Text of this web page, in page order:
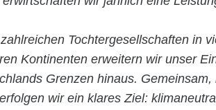
Tochtergesellschaften in
Kontinenten erweitern wir unser
Grenzen hinaus.
wir ein klares Ziel: